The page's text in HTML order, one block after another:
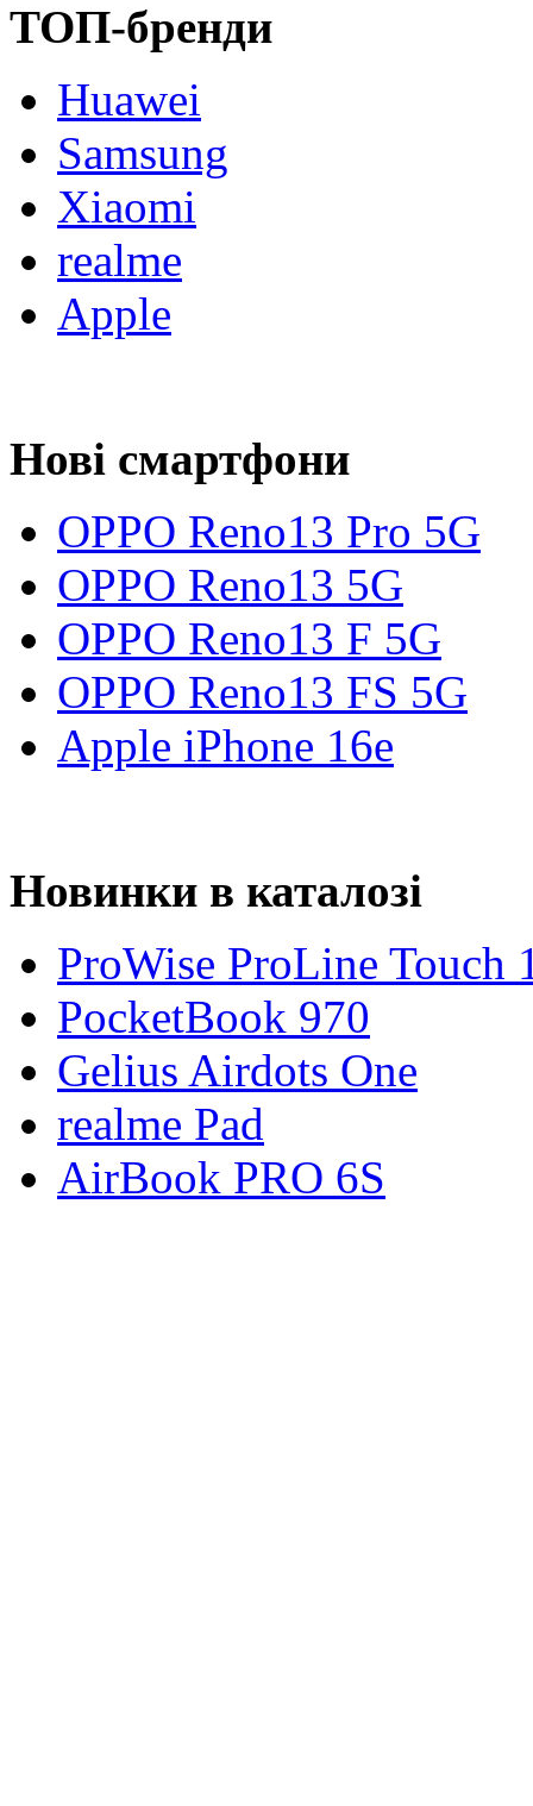
ТОП-бренди
Huawei
Samsung
Xiaomi
realme
Apple
Нові смартфони
OPPO Reno13 Pro 5G
OPPO Reno13 5G
OPPO Reno13 F 5G
OPPO Reno13 FS 5G
Apple iPhone 16e
Новинки в каталозі
ProWise ProLine Touch
PocketBook 970
Gelius Airdots One
realme Pad
AirBook PRO 6S